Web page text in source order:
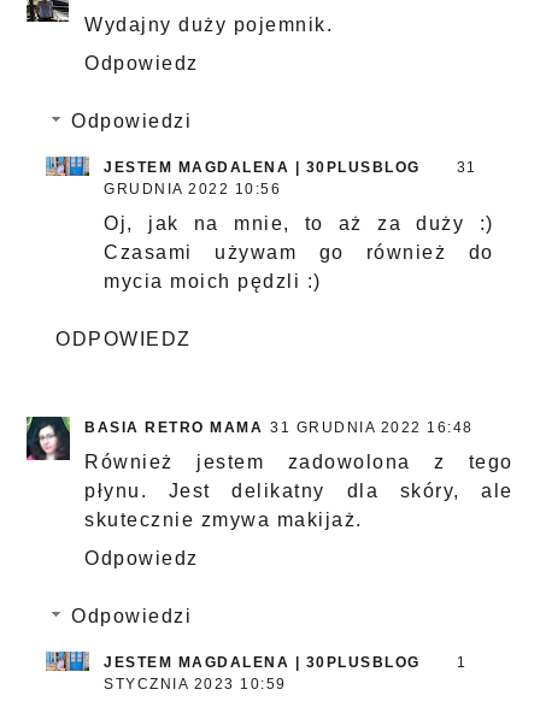
Wydajny duży pojemnik.
Odpowiedz
Odpowiedzi
JESTEM MAGDALENA | 30PLUSBLOG
31
GRUDNIA 2022 10:56
Oj, jak na mnie, to aż za duży :)
Czasami używam go również do
mycia moich pędzli :)
ODPOWIEDZ
BASIA RETRO MAMA 31 GRUDNIA 2022 16:48
Również jestem zadowolona z tego
płynu. Jest delikatny dla skóry, ale
skutecznie zmywa makijaż.
Odpowiedz
Odpowiedzi
JESTEM MAGDALENA | 30PLUSBLOG
1
STYCZNIA 2023 10:59